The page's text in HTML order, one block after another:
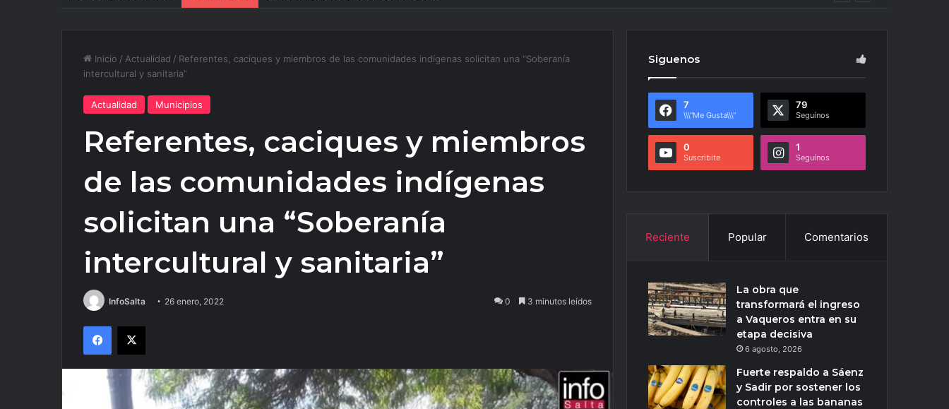
Inicio / Actualidad / Referentes, caciques y miembros de las comunidades indígenas solicitan una “Soberanía
intercultural y sanitaria”
Actualidad Municipios
Referentes, caciques y miembros
de las comunidades indígenas
solicitan una “Soberanía
intercultural y sanitaria”
InfoSalta 26 enero, 2022 0 3 minutos leídos
Facebook
X
Siguenos
7
\\\"Me Gusta\\\"
79
Seguínos
0
Suscribite
1
Seguínos
Reciente Popular Comentarios
La obra que
transformará el ingreso
a Vaqueros entra en su
etapa decisiva
6 agosto, 2026
Fuerte respaldo a Sáenz
y Sadir por sostener los
controles a las bananas